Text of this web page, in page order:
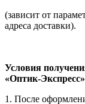
(зависит от
адреса доставки).
Условия
«Оптик-
1. После